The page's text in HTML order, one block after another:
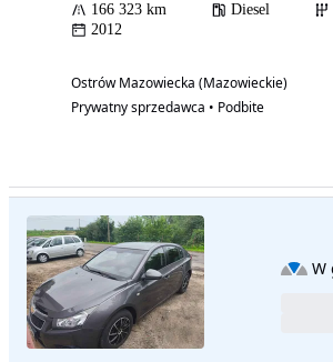
166 323 km Diesel
2012
Ostrów Mazowiecka (Mazowieckie)
Prywatny sprzedawca • Podbite
W